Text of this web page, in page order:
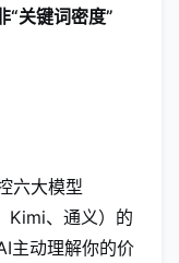
“关键词密度”
六大模型
Kimi、通义）的
主动理解你的价